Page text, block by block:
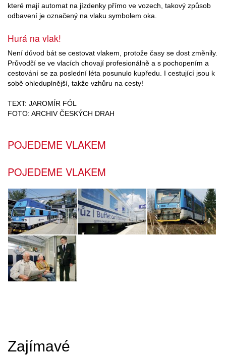
které mají automat na jízdenky přímo ve vozech, takový způsob
odbavení je označený na vlaku symbolem oka.
Hurá na vlak!
Není důvod bát se cestovat vlakem, protože časy se dost změnily.
Průvodčí se ve vlacích chovají profesionálně a s pochopením a
cestování se za poslední léta posunulo kupředu. I cestující jsou k
sobě ohleduplnější, takže vzhůru na cesty!
TEXT: JAROMÍR FÓL
FOTO: ARCHIV ČESKÝCH DRAH
POJEDEME VLAKEM
POJEDEME VLAKEM
Zajímavé